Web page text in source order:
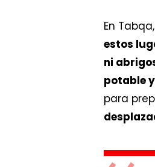
En
estos
ni
potable
para